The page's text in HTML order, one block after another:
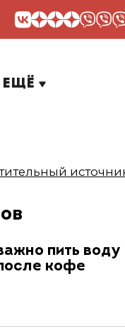
Ещё
пить воду
кофе